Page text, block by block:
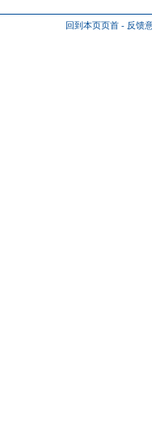
回到本页页首 - 反馈